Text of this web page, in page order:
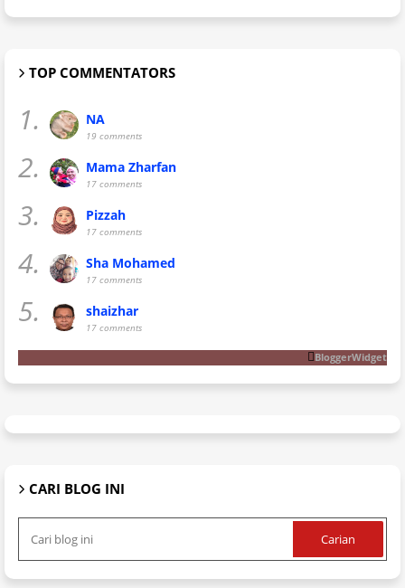
TOP COMMENTATORS
1. NA
19 comments
2. Mama Zharfan
17 comments
3. Pizzah
17 comments
4. Sha Mohamed
17 comments
5. shaizhar
17 comments
BloggerWidget
CARI BLOG INI